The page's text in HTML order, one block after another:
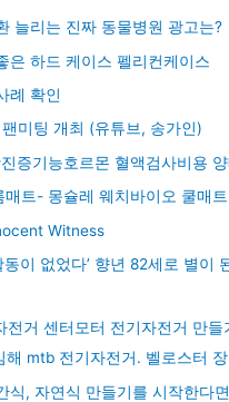
늘리는 진짜 동물병원 광고는?
은 하드 케이스 펠리컨케이스
례 확인
미팅 개최 (유튜브, 송가인)
증기능호르몬 혈액검사비용
트- 몽슐레 웨치바이오 쿨매트
Witness
이 없었다’ 향년 82세로 별이
전거 센터모터 전기자전거 만들
mtb 전기자전거. 벨로스터
식, 자연식 만들기를 시작한다